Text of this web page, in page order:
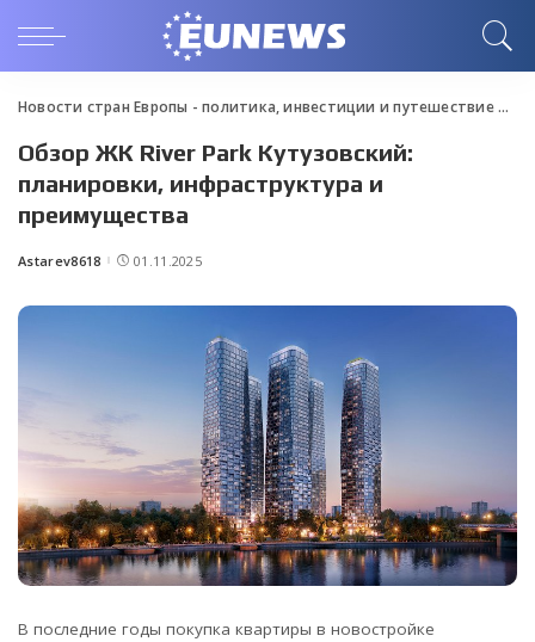
Новости стран Европы - политика, инвестиции и путешествие>
Обзор ЖК River Park Кутузовский:
планировки, инфраструктура и
преимущества
Posted
Astarev8618 01.11.2025
В последние годы покупка квартиры в новостройке